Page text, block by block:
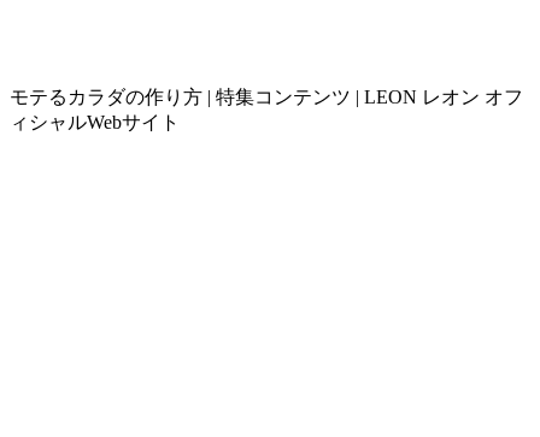
モテるカラダの作り方 | 特集コンテンツ | LEON レオン オフ
ィシャルWebサイト